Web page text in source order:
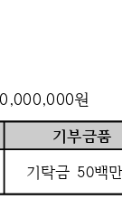
원
기부금품
기탁금 50백